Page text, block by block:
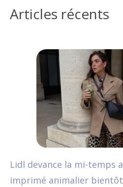
Articles récents
Lidl devance la mi-temps
imprimé animalier